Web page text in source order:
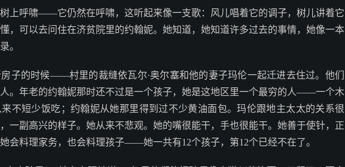
呼啸——它仍然在呼啸，这听起来像一支歌：风儿唱着它的调子，树儿讲着它
，可以去问住在济贫院里的约翰妮。她知道，她知道许多过去的事情，她像一本
。
的时候——村里的裁缝依瓦尔·奥尔塞和他的妻子玛伦一起迁进去住过。他们
。年老的约翰妮那时还不过是一个孩子，她是这地区里一个最穷的人——一个木
不短少饭吃；约翰妮从她那里得到过不少黄油面包。玛伦跟地主太太的关系很
一副高兴的样子。她从来不悲观。她的嘴很能干，手也很能干。她善于使针，正
会料理家务，也会料理孩子——她一共有12个孩子，第12个已经不在了。